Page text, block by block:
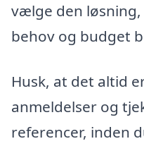
vælge den
behov og budget
Husk, at det altid
anmeldelser og
referencer, inden